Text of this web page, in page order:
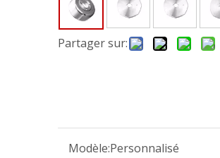
Partager sur:
Modèle:Personnalisé